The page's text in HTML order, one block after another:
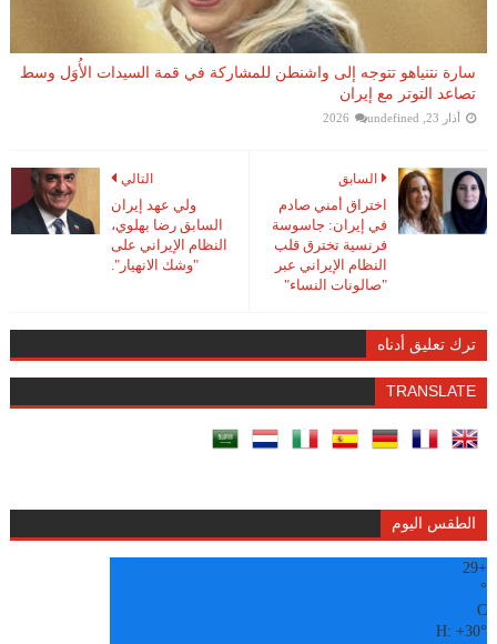
سارة نتنياهو تتوجه إلى واشنطن للمشاركة في قمة السيدات الأُوَل وسط
تصاعد التوتر مع إيران
أذار 23, 2026 undefined
التالي
ولي عهد إيران
السابق رضا بهلوي،
النظام الإيراني على
"وشك الانهيار".
السابق
اختراق أمني صادم
في إيران: جاسوسة
فرنسية تخترق قلب
النظام الإيراني عبر
"صالونات النساء"
ترك تعليق أدناه
TRANSLATE
الطقس اليوم
+
29
°
C
H:+30°